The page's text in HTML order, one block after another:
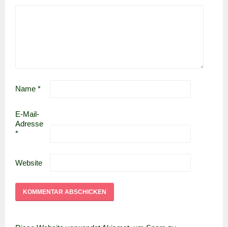
Name*
E-Mail-
Adresse
*
Website